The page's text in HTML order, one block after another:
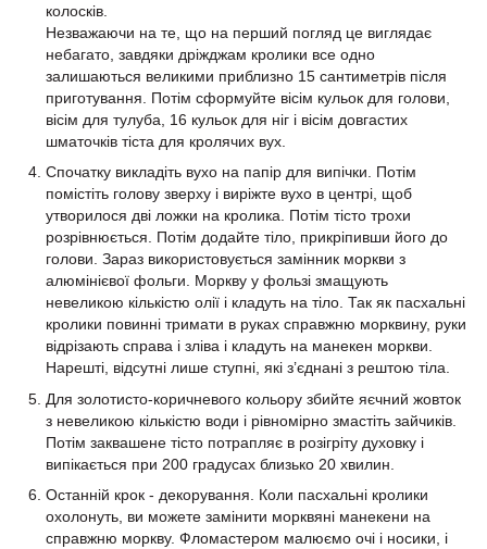
колосків.
Незважаючи на те, що на перший погляд це виглядає
небагато, завдяки дріжджам кролики все одно
залишаються великими приблизно 15 сантиметрів після
приготування. Потім сформуйте вісім кульок для голови,
вісім для тулуба, 16 кульок для ніг і вісім довгастих
шматочків тіста для кролячих вух.
Спочатку викладіть вухо на папір для випічки. Потім
помістіть голову зверху і виріжте вухо в центрі, щоб
утворилося дві ложки на кролика. Потім тісто трохи
розрівнюється. Потім додайте тіло, прикріпивши його до
голови. Зараз використовується замінник моркви з
алюмінієвої фольги. Моркву у фользі змащують
невеликою кількістю олії і кладуть на тіло. Так як пасхальні
кролики повинні тримати в руках справжню морквину, руки
відрізають справа і зліва і кладуть на манекен моркви.
Нарешті, відсутні лише ступні, які з’єднані з рештою тіла.
Для золотисто-коричневого кольору збийте яєчний жовток
з невеликою кількістю води і рівномірно змастіть зайчиків.
Потім заквашене тісто потрапляє в розігріту духовку і
випікається при 200 градусах близько 20 хвилин.
Останній крок - декорування. Коли пасхальні кролики
охолонуть, ви можете замінити морквяні манекени на
справжню моркву. Фломастером малюємо очі і носики, і